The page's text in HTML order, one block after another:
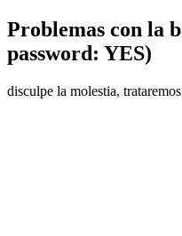
Problemas con la
password: YES)
disculpe la molestia,